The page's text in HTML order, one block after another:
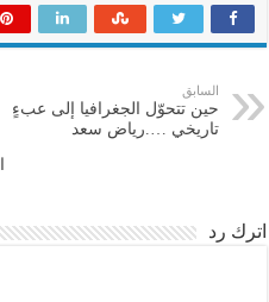
السابق
حين تتحوّل الجغرافيا إلى عبءٍ
تاريخي ….رياض سعد
اترك رد